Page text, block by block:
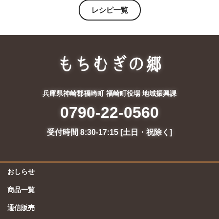
レシピ一覧
もちむぎの郷
兵庫県神崎郡福崎町 福崎町役場 地域振興課
0790-22-0560
受付時間 8:30-17:15 [土日・祝除く]
おしらせ
商品一覧
通信販売